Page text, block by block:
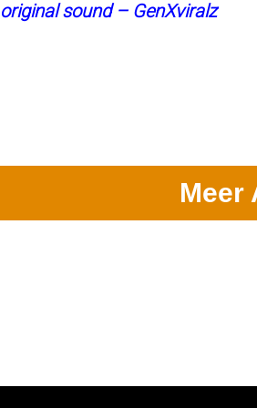
original sound – GenXviralz
Meer